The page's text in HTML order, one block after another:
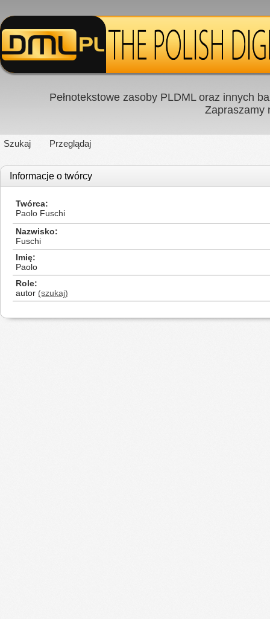
Pełnotekstowe zasoby PLDML oraz innych
Zapraszamy
Szukaj Przeglądaj
Informacje o twórcy
Twórca
Paolo Fuschi
Nazwisko
Fuschi
Imię
Paolo
Role
autor (szukaj)